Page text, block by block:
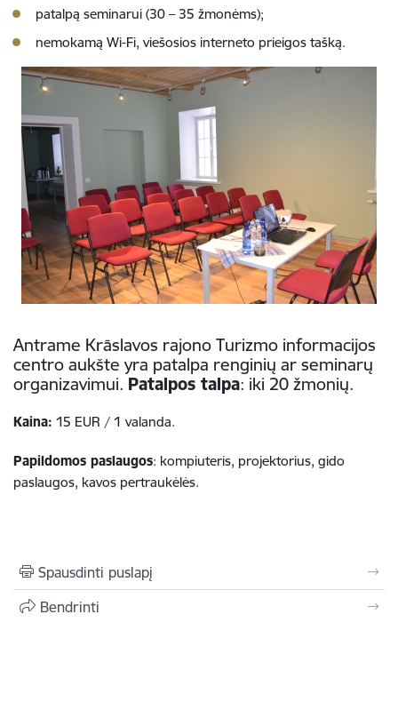
patalpą seminarui (30 – 35 žmonėms);
nemokamą Wi-Fi, viešosios interneto prieigos tašką.
Antrame Krāslavos rajono Turizmo informacijos
centro aukšte yra patalpa renginių ar seminarų
organizavimui. Patalpos talpa: iki 20 žmonių.
Kaina: 15 EUR / 1 valanda.
Papildomos paslaugos: kompiuteris, projektorius, gido
paslaugos, kavos pertraukėlės.
Spausdinti puslapį
Bendrinti